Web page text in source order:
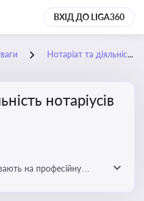
ВХІД ДО LIGA360
Нотаріат та діяльність нотаріусів
нотаріусів
на професійну